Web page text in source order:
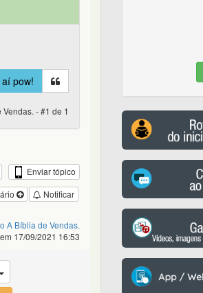
pow!
- #1 de 1
Enviar tópico
Notificar
A Bíblia de Vendas.
em 17/09/2021 16:53